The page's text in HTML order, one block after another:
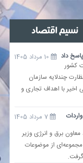
داد
کشور
چندلایه سازمان
اخیر با اهداف تجاری و
برق و انرژی وزیر
مجموعه‌ای از موضوعات